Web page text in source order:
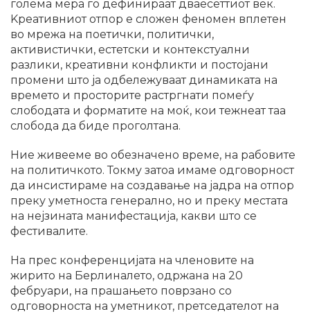
голема мера го дефинираат дваесеттиот век.
Kреативниот отпор е сложен феномен вплетен
во мрежа на поетички, политички,
активистички, естетски и контекстуални
разлики, креативни конфликти и постојани
промени што ја одбележуваат динамиката на
времето и просторите растргнати помеѓу
слободата и форматите на моќ, кои тежнеат таа
слобода да биде проголтана.
Ние живееме во обезначено време, на рабовите
на политичкото. Токму затоа имаме одговорност
да инсистираме на создавање на јадра на отпор
преку уметноста генерално, но и преку местата
на нејзината манифестација, какви што се
фестивалите.
На прес конференцијата на членовите на
жирито на Берлиналето, одржана на 20
фебруари, на прашањето поврзано со
одговорноста на уметникот, претседателот на